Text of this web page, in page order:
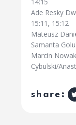
Ade Resky
15:11, 15:12
Mateusz
Samanta
Marcin
Cybulski/
share: